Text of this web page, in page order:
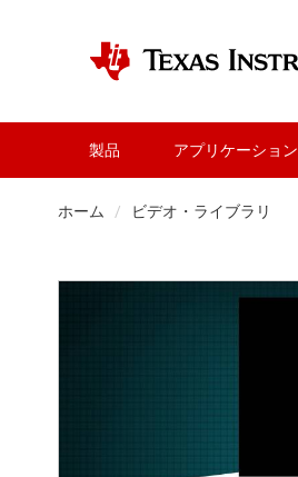
製品 アプリケーション
ホーム ビデオ・ライブラリ